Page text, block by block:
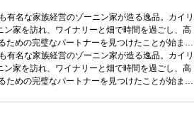
有名な家族経営のゾーニン家が造る逸品。カイリ
ン家を訪れ、ワイナリーと畑で時間を過ごし、高
ための完璧なパートナーを見つけたことが始まり
レッシュなイチゴ、ラズベリー、花を示し、エ
かなテクスチャーを持ち、すっきりとした味わい
ィニッシュが続く。 音楽だけでなくワイン造り
有名な家族経営のゾーニン家が造る逸品。カイリ
ン家を訪れ、ワイナリーと畑で時間を過ごし、高
ための完璧なパートナーを見つけたことが始まり